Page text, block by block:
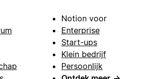
Notion voor
Enterprise
Start-ups
Klein bedrijf
Persoonlijk